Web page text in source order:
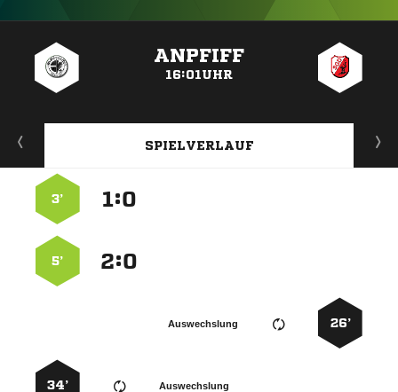
ANPFIFF
16:01UHR
SPIELVERLAUF
:
3’
:
5’
26’
Auswechslung
Auswechslung
34’